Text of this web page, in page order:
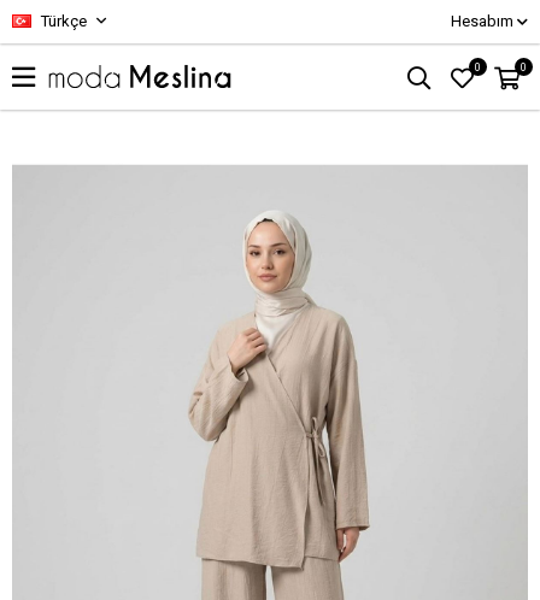
Türkçe Hesabım
0 0